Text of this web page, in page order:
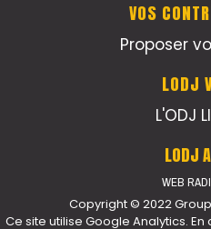
VOS
Proposer
LODJ
L'ODJ
LODJ
WEB
Copyright © 2022
Ce site utilise Google Analytics.